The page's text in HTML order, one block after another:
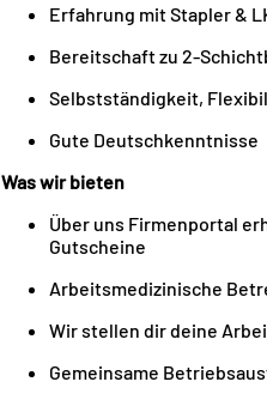
Erfahrung mit Stapler &
Bereitschaft zu 2-
Selbstständigkeit,
Gute Deutschkenntnisse
Was wir bieten
Über uns Firmenportal
Gutscheine
Arbeitsmedizinische
Wir stellen dir deine
Gemeinsame